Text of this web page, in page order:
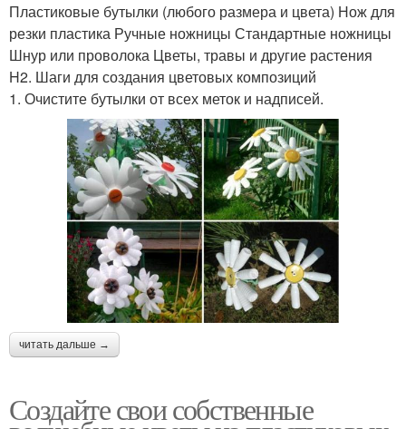
Пластиковые бутылки (любого размера и цвета) Нож для
резки пластика Ручные ножницы Стандартные ножницы
Шнур или проволока Цветы, травы и другие растения
H2. Шаги для создания цветовых композиций
1. Очистите бутылки от всех меток и надписей.
читать дальше →
Создайте свои собственные